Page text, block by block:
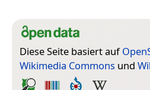
Diese Seite basiert auf
Wikimedia Commons und